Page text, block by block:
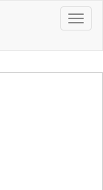
Toggle